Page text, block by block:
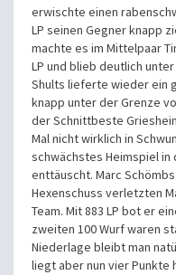
erwischte einen
LP seinen Gegner knapp
machte es im Mittelpaar
LP und blieb deutlich
Shults lieferte wieder ein
knapp unter der Grenze
der Schnittbeste
Mal nicht wirklich in
schwächstes Heimspiel in
enttäuscht. Marc
Hexenschuss verletzten
Team. Mit 883 LP bot er
zweiten 100 Wurf waren
Niederlage bleibt man
liegt aber nun vier Punkte